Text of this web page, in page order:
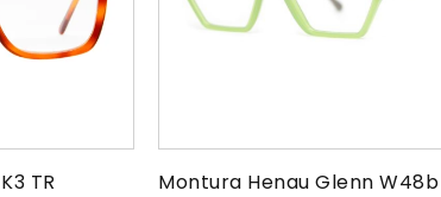
TR
Montura Henau Glenn W48b